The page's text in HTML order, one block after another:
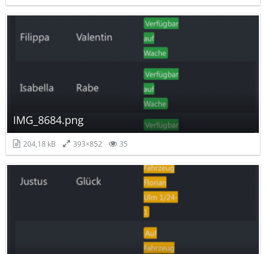
IMG_8684.png
204,18 kB 393×852 35